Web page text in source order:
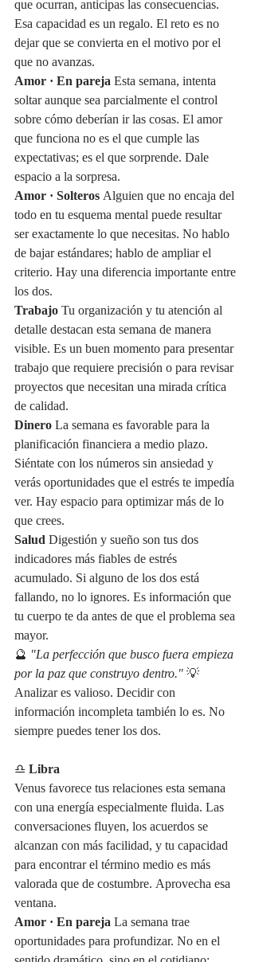
que ocurran, anticipas las consecuencias.
Esa capacidad es un regalo. El reto es no
dejar que se convierta en el motivo por el
que no avanzas.
Amor · En pareja Esta semana, intenta
soltar aunque sea parcialmente el control
sobre cómo deberían ir las cosas. El amor
que funciona no es el que cumple las
expectativas; es el que sorprende. Dale
espacio a la sorpresa.
Amor · Solteros Alguien que no encaja del
todo en tu esquema mental puede resultar
ser exactamente lo que necesitas. No hablo
de bajar estándares; hablo de ampliar el
criterio. Hay una diferencia importante entre
los dos.
Trabajo Tu organización y tu atención al
detalle destacan esta semana de manera
visible. Es un buen momento para presentar
trabajo que requiere precisión o para revisar
proyectos que necesitan una mirada crítica
de calidad.
Dinero La semana es favorable para la
planificación financiera a medio plazo.
Siéntate con los números sin ansiedad y
verás oportunidades que el estrés te impedía
ver. Hay espacio para optimizar más de lo
que crees.
Salud Digestión y sueño son tus dos
indicadores más fiables de estrés
acumulado. Si alguno de los dos está
fallando, no lo ignores. Es información que
tu cuerpo te da antes de que el problema sea
mayor.
🔮 "La perfección que busco fuera empieza
por la paz que construyo dentro." 💡
Analizar es valioso. Decidir con
información incompleta también lo es. No
siempre puedes tener los dos.
♎ Libra
Venus favorece tus relaciones esta semana
con una energía especialmente fluida. Las
conversaciones fluyen, los acuerdos se
alcanzan con más facilidad, y tu capacidad
para encontrar el término medio es más
valorada que de costumbre. Aprovecha esa
ventana.
Amor · En pareja La semana trae
oportunidades para profundizar. No en el